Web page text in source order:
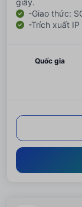
-Giao thức:
-Trích xuất
Quốc gia